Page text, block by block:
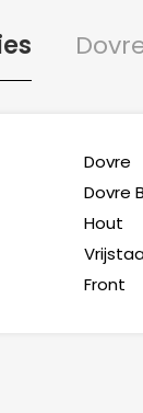
Dovre
Dovre
Hout
Front